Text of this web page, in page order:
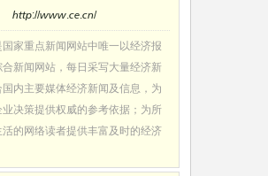
http://www.ce.cn/
家重点新闻网站中唯一以经济报
新闻网站，每日采写大量经济新
内主要媒体经济新闻及信息，为
决策提供权威的参考依据；为所
的网络读者提供丰富及时的经济